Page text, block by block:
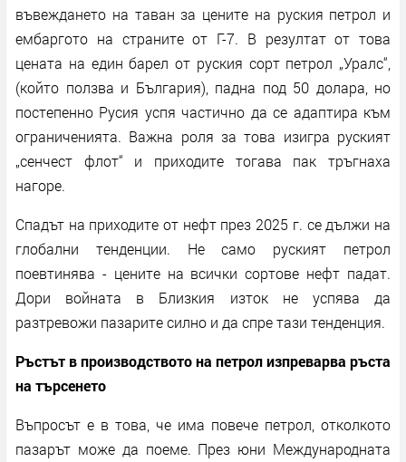
въвеждането на таван за цените на руския петрол и
ембаргото на страните от Г-7. В резултат от това
цената на един барел от руския сорт петрол „Уралс“,
(който ползва и България), падна под 50 долара, но
постепенно Русия успя частично да се адаптира към
ограниченията. Важна роля за това изигра руският
„сенчест флот“ и приходите тогава пак тръгнаха
нагоре.
Спадът на приходите от нефт през 2025 г. се дължи на
глобални тенденции. Не само руският петрол
поевтинява - цените на всички сортове нефт падат.
Дори войната в Близкия изток не успява да
разтревожи пазарите силно и да спре тази тенденция.
Ръстът в производството на петрол изпреварва ръста
на търсенето
Въпросът е в това, че има повече петрол, отколкото
пазарът може да поеме. През юни Международната